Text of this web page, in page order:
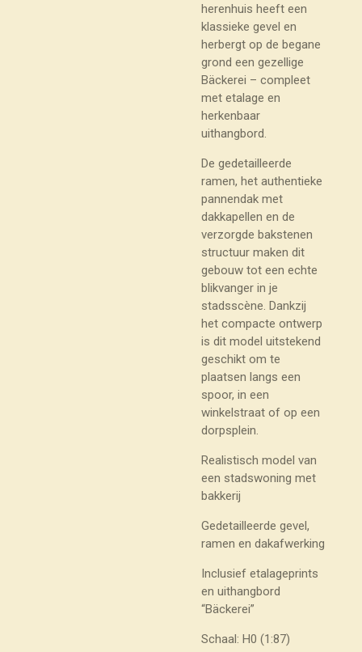
herenhuis heeft een
klassieke gevel en
herbergt op de begane
grond een gezellige
Bäckerei – compleet
met etalage en
herkenbaar
uithangbord.
De gedetailleerde
ramen, het authentieke
pannendak met
dakkapellen en de
verzorgde bakstenen
structuur maken dit
gebouw tot een echte
blikvanger in je
stadsscène. Dankzij
het compacte ontwerp
is dit model uitstekend
geschikt om te
plaatsen langs een
spoor, in een
winkelstraat of op een
dorpsplein.
Realistisch model van
een stadswoning met
bakkerij
Gedetailleerde gevel,
ramen en dakafwerking
Inclusief etalageprints
en uithangbord
“Bäckerei”
Schaal: H0 (1:87)